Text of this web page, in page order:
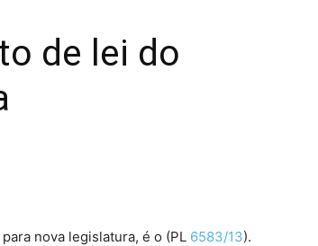
de lei do
nova legislatura, é o (PL 6583/13).